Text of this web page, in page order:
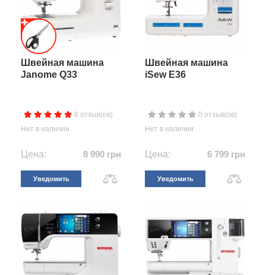
Швейная машина
Janome Q33
8 отзыв(ов)
Нет в наличии
Цена: 8 990 грн
Уведомить
Швейная машина
iSew E36
0 отзыв(ов)
Нет в наличии
Цена: 6 799 грн
Уведомить